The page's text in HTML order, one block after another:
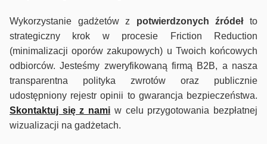
Wykorzystanie gadżetów z potwierdzonych źródełto
strategiczny krok w procesie Friction Reduction
(minimalizacji oporów zakupowych) u Twoich końcowych
odbiorców. Jesteśmy zweryfikowaną firmą B2B, a nasza
transparentna polityka zwrotów oraz publicznie
udostępniony rejestr opinii to gwarancja bezpieczeństwa.
Skontaktuj się z nami w celu przygotowania bezpłatnej
wizualizacji na gadżetach.